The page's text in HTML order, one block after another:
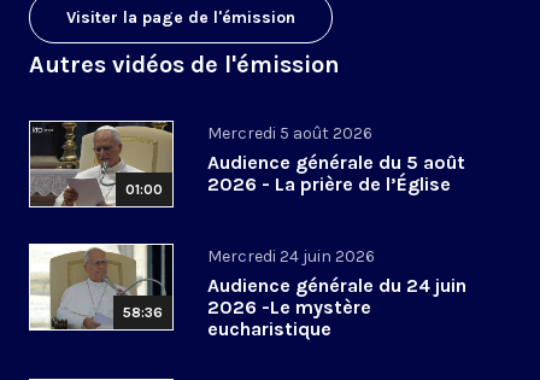
Visiter la page de l'émission
Autres vidéos de l'émission
01:00
Mercredi 5 août 2026
Audience générale du 5 août
2026 - La prière de l’Église
58:36
Mercredi 24 juin 2026
Audience générale du 24 juin
2026 -Le mystère
eucharistique